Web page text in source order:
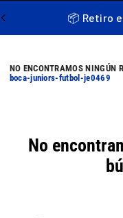
📦 Retiro
boca-juniors-futbol-je0469
No